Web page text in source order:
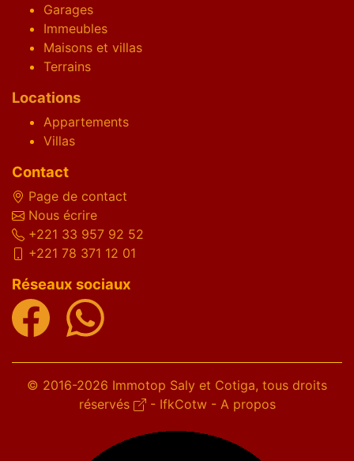
Garages
Immeubles
Maisons et villas
Terrains
Locations
Appartements
Villas
Contact
Page de contact
Nous écrire
+221 33 957 92 52
+221 78 371 12 01
Réseaux sociaux
© 2016-2026 Immotop Saly et Cotiga, tous droits
réservés
- IfkCotw- A propos